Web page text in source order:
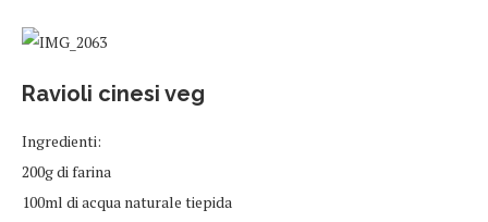
Ravioli cinesi veg
Ingredienti:
200g di farina
100ml di acqua naturale tiepida